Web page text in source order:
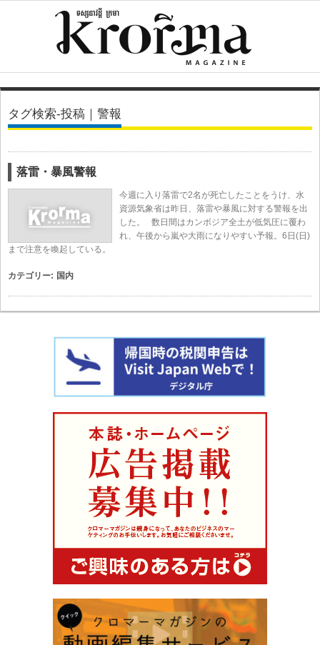
タグ検索-投稿｜警報
落雷・暴風警報
今週に入り落雷で2名が死亡したことをうけ、水
資源気象省は昨日、落雷や暴風に対する警報を出
した。 数日間はカンボジア全土が低気圧に覆わ
れ、午後から嵐や大雨になりやすい予報。6日(日)
まで注意を喚起している。
カテゴリー: 国内